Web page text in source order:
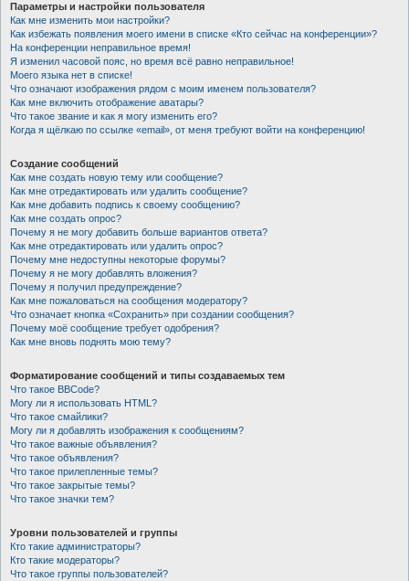
Параметры и настройки пользователя
Как мне изменить мои настройки?
Как избежать появления моего имени в списке «Кто сейчас на конференции»?
На конференции неправильное время!
Я изменил часовой пояс, но время всё равно неправильное!
Моего языка нет в списке!
Что означают изображения рядом с моим именем пользователя?
Как мне включить отображение аватары?
Что такое звание и как я могу изменить его?
Когда я щёлкаю по ссылке «email», от меня требуют войти на конференцию!
Создание сообщений
Как мне создать новую тему или сообщение?
Как мне отредактировать или удалить сообщение?
Как мне добавить подпись к своему сообщению?
Как мне создать опрос?
Почему я не могу добавить больше вариантов ответа?
Как мне отредактировать или удалить опрос?
Почему мне недоступны некоторые форумы?
Почему я не могу добавлять вложения?
Почему я получил предупреждение?
Как мне пожаловаться на сообщения модератору?
Что означает кнопка «Сохранить» при создании сообщения?
Почему моё сообщение требует одобрения?
Как мне вновь поднять мою тему?
Форматирование сообщений и типы создаваемых тем
Что такое BBCode?
Могу ли я использовать HTML?
Что такое смайлики?
Могу ли я добавлять изображения к сообщениям?
Что такое важные объявления?
Что такое объявления?
Что такое прилепленные темы?
Что такое закрытые темы?
Что такое значки тем?
Уровни пользователей и группы
Кто такие администраторы?
Кто такие модераторы?
Что такое группы пользователей?